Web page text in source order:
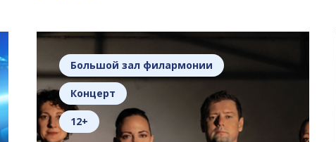
Большой зал филармонии
Концерт
12+